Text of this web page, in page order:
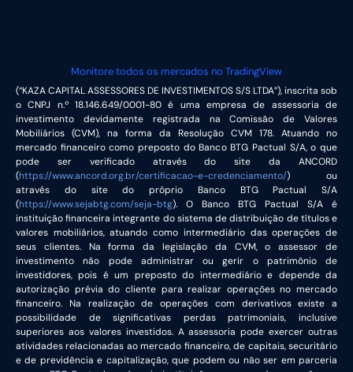
Monitore todos os mercados no TradingView
(“KAZA CAPITAL ASSESSORES DE INVESTIMENTOS S/S LTDA”), inscrita sob
o CNPJ n.º 18.146.649/0001-80 é uma empresa de assessoria de
investimento devidamente registrada na Comissão de Valores
Mobiliários (CVM), na forma da Resolução CVM 178. Atuando no
mercado financeiro como preposto do Banco BTG Pactual S/A, o que
pode ser verificado através do site da ANCORD
(https://www.ancord.org.br/certificacao-e-credenciamento/) ou
através do site do próprio Banco BTG Pactual S/A
(https://www.sejabtg.com/seja-btg). O Banco BTG Pactual S/A é
instituição financeira integrante do sistema de distribuição de títulos e
valores mobiliários, atuando como intermediário das operações de
seus clientes. Na forma da legislação da CVM, o assessor de
investimento não pode administrar ou gerir o patrimônio de
investidores, pois é um preposto do intermediário e depende da
autorização prévia do cliente para realizar operações no mercado
financeiro. Na realização de operações com derivativos existe a
possibilidade de significativas perdas patrimoniais, inclusive
superiores aos valores investidos. A assessoria pode exercer outras
atividades relacionadas ao mercado financeiro, de capitais, securitário
e de previdência e capitalização, que podem ou não ser em parceria